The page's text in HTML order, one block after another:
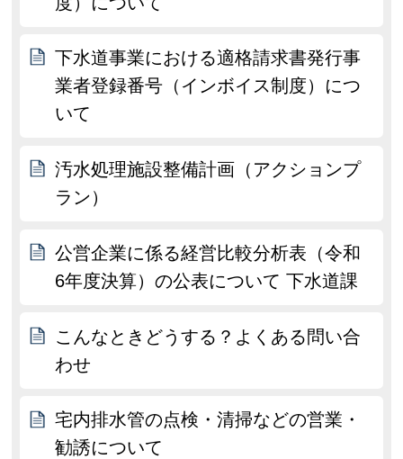
下水道事業における適格請求書発行事
業者登録番号（インボイス制度）につ
いて
汚水処理施設整備計画（アクションプ
ラン）
公営企業に係る経営比較分析表（令和
6年度決算）の公表について 下水道課
こんなときどうする？よくある問い合
わせ
宅内排水管の点検・清掃などの営業・
勧誘について